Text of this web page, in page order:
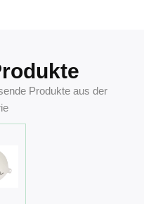
Produkte aus der